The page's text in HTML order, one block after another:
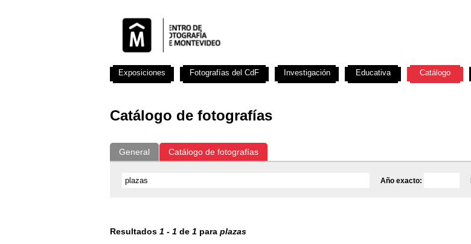
Catálogo de fotografías
General Catálogo de fotografías
Año exacto:
Resultados 1 - 1 de 1 para plazas
Exposiciones Fotografías del CdF Investigación Educativa Catálogo